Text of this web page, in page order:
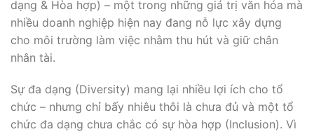
dạng & Hòa hợp) – một trong những giá trị văn hóa mà
nhiều doanh nghiệp hiện nay đang nỗ lực xây dựng
cho môi trường làm việc nhằm thu hút và giữ chân
nhân tài.
Sự đa dạng (Diversity) mang lại nhiều lợi ích cho tổ
chức – nhưng chỉ bấy nhiêu thôi là chưa đủ và một tổ
chức đa dạng chưa chắc có sự hòa hợp (Inclusion). Vì